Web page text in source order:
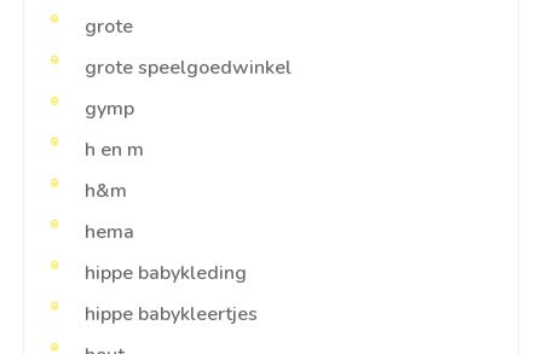
grote
grote speelgoedwinkel
gymp
h en m
h&m
hema
hippe babykleding
hippe babykleertjes